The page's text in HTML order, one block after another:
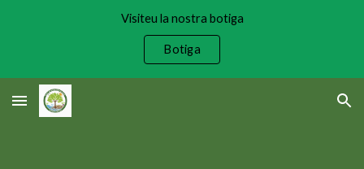
Visiteu la nostra botiga
Botiga